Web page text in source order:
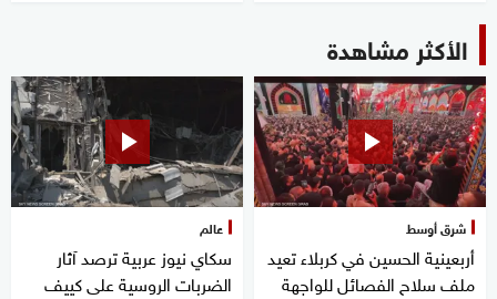
الأكثر مشاهدة
شرق أوسط
أربعينية الحسين في كربلاء تعيد
ملف سلاح الفصائل للواجهة
عالم
سكاي نيوز عربية ترصد آثار
الضربات الروسية على كييف